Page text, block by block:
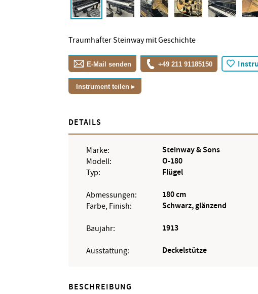
Traumhafter Steinway mit Geschichte
E-Mail senden +49 211 91185150
Instrument teilen
DETAILS
Marke: Steinway & Sons
Modell: O-180
Typ: Flügel
Abmessungen: 180 cm
Farbe, Finish: Schwarz, glänzend
Baujahr: 1913
Ausstattung: Deckelstütze
BESCHREIBUNG